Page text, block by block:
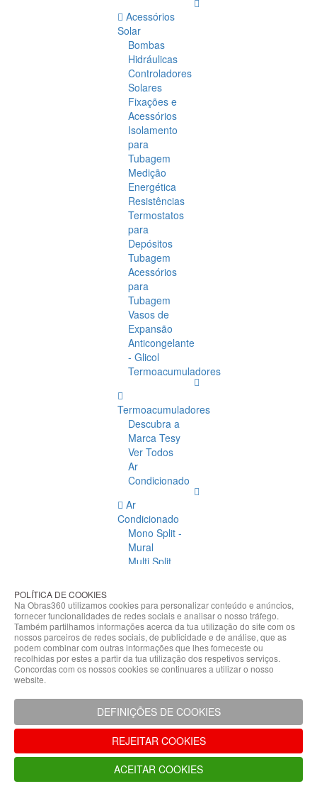
Acessórios
Solar
Bombas
Hidráulicas
Controladores
Solares
Fixações e
Acessórios
Isolamento
para
Tubagem
Medição
Energética
Resistências
Termostatos
para
Depósitos
Tubagem
Acessórios
para
Tubagem
Vasos de
Expansão
Anticongelante
- Glicol
Termoacumuladores
Termoacumuladores
Descubra a
Marca Tesy
Ver Todos
Ar
Condicionado
Ar
Condicionado
Mono Split -
Mural
Multi Split
Condicionado
Acessórios
Climatização
Acessórios
Climatização
Hidráulicas
Controladores
Fixações e
Acessórios
Isolamento
para
Tubagem
POLÍTICA DE COOKIES
Na Obras360 utilizamos cookies para personalizar conteúdo e anúncios,
fornecer funcionalidades de redes sociais e analisar o nosso tráfego.
Também partilhamos informações acerca da tua utilização do site com os
nossos parceiros de redes sociais, de publicidade e de análise, que as
podem combinar com outras informações que lhes forneceste ou
recolhidas por estes a partir da tua utilização dos respetivos serviços.
Concordas com os nossos cookies se continuares a utilizar o nosso
website.
DEFINIÇÕES DE COOKIES
REJEITAR COOKIES
ACEITAR COOKIES